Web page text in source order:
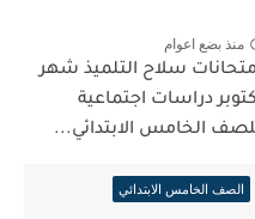
منذ بضع اعوام
سلاح التلميذ شهر
دراسات اجتماعية
الخامس الابتدائي...
الصف الخامس الابتدائي